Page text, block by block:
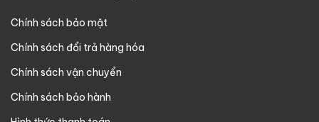
Chính sách bảo mật
Chính sách đổi trả hàng hóa
Chính sách vận chuyển
Chính sách bảo hành